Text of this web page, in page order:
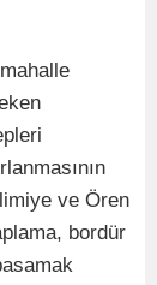
ve Ören
bordür